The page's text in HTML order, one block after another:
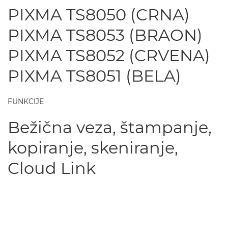
PIXMA TS8050 (CRNA)
PIXMA TS8053 (BRAON)
PIXMA TS8052 (CRVENA)
PIXMA TS8051 (BELA)
FUNKCIJE
Bežična veza, štampanje,
kopiranje, skeniranje,
Cloud Link